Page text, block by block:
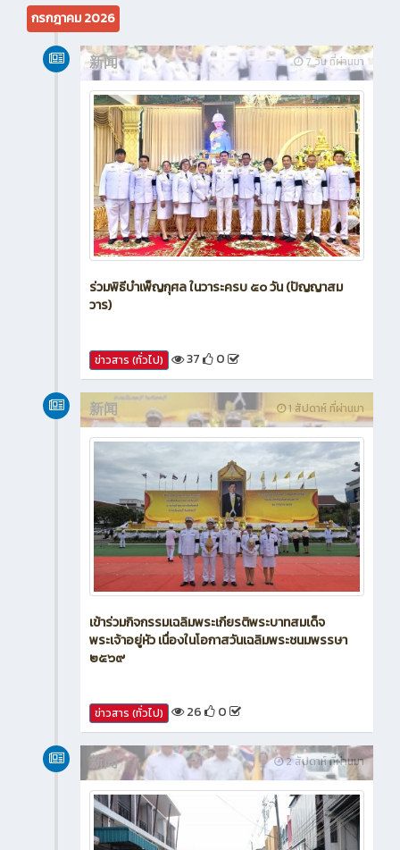
กรกฎาคม 2026
7 วัน ที่ผ่านมา
新闻
ร่วมพิธีบำเพ็ญกุศล ในวาระครบ ๕๐ วัน (ปัญญาสม
วาร)
ข่าวสาร (ทั่วไป) 37 0
1 สัปดาห์ ที่ผ่านมา
新闻
เข้าร่วมกิจกรรมเฉลิมพระเกียรติพระบาทสมเด็จ
พระเจ้าอยู่หัว เนื่องในโอกาสวันเฉลิมพระชนมพรรษา
๒๕๖๙
ข่าวสาร (ทั่วไป) 26 0
2 สัปดาห์ ที่ผ่านมา
新闻